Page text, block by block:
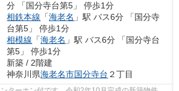
分 「国分寺台第5」 停歩1分
相鉄本線 「海老名 」駅 バス6分 「国分寺
台第5」 停歩1分
相模線 「海老名 」駅 バス6分 「国分寺台
第5」 停歩1分
新築 / 2階建
神奈川県海老名市国分寺台 ２丁目